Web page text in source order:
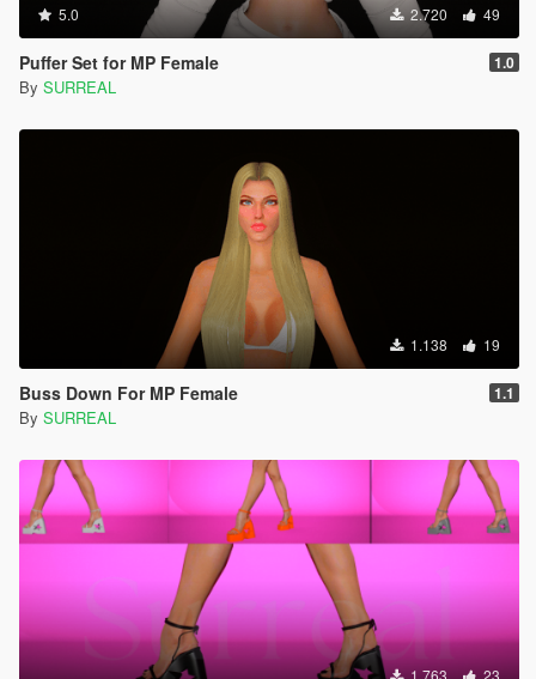
5.0 2.720 49
Puffer Set for MP Female 1.0
By SURREAL
1.138 19
Buss Down For MP Female 1.1
By SURREAL
1.763 23